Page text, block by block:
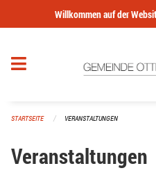
Navigation überspringen
Willkommen auf der
STARTSEITE VERANSTALTUNGEN
Veranstaltungen